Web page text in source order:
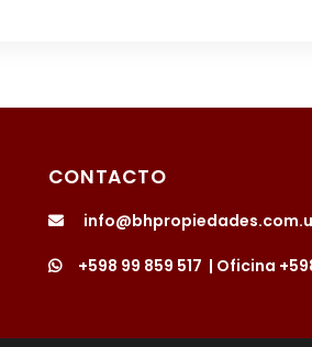
CONTACTO
+598 99 859 517 | Oficina